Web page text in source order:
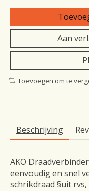
Aan
Toevoegen om te
Beschrijving
AKO
eenvoudig en snel
schrikdraad §uit